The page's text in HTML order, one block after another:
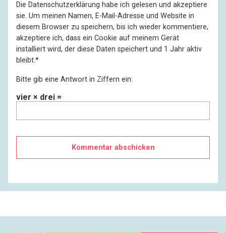
Die Datenschutzerklärung habe ich gelesen und akzeptiere
sie. Um meinen Namen, E-Mail-Adresse und Website in
diesem Browser zu speichern, bis ich wieder kommentiere,
akzeptiere ich, dass ein Cookie auf meinem Gerät
installiert wird, der diese Daten speichert und 1 Jahr aktiv
bleibt.*
Bitte gib eine Antwort in Ziffern ein:
vier × drei =